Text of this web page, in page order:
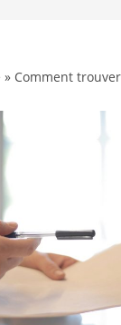
» Comment